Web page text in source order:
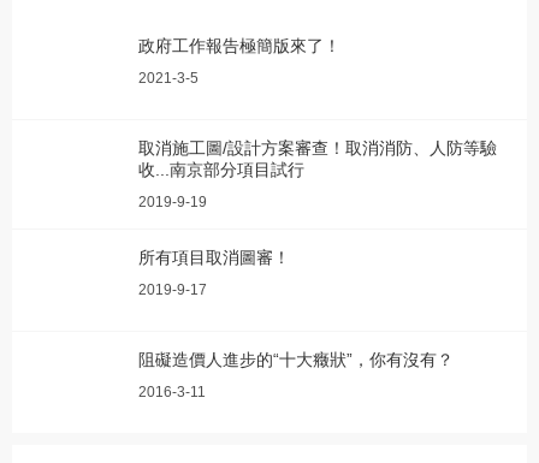
政府工作報告極簡版來了！
2021-3-5
取消施工圖/設計方案審查！取消消防、人防等驗
收...南京部分項目試行
2019-9-19
所有項目取消圖審！
2019-9-17
阻礙造價人進步的“十大癥狀”，你有沒有？
2016-3-11